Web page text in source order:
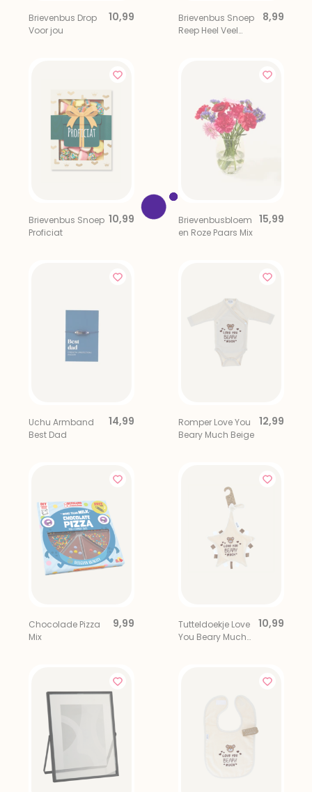
Brievenbus Drop
Voor jou
10,99
Brievenbus Snoep
Reep Heel Veel
8,99
Brievenbus Snoep
Proficiat
10,99
Brievenbusbloem
en Roze Paars Mix
15,99
Uchu Armband
Best Dad
14,99
Romper Love You
Beary Much Beige
12,99
Chocolade Pizza
Mix
9,99
Tutteldoekje Love
You Beary Much
10,99